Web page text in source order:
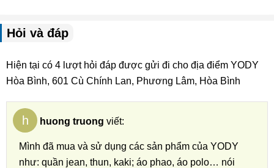
Hỏi và đáp
Hiện tại có 4 lượt hỏi đáp được gửi đi cho địa điểm YODY
Hòa Bình, 601 Cù Chính Lan, Phương Lâm, Hòa Bình
h huong truong viết:
Mình đã mua và sử dụng các sản phẩm của YODY
như: quần jean, thun, kaki; áo phao, áo polo… nói